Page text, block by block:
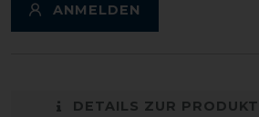
ANMELDEN
DETAILS ZUR